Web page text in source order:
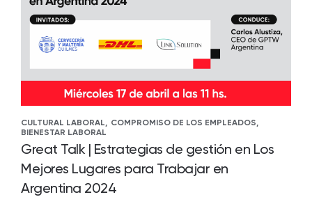
CULTURAL LABORAL, COMPROMISO DE LOS EMPLEADOS,
BIENESTAR LABORAL
Great Talk | Estrategias de gestión en Los
Mejores Lugares para Trabajar en
Argentina 2024